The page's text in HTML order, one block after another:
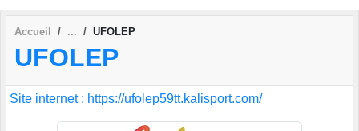
Accueil UFOLEP
UFOLEP
Site internet : https://ufolep59tt.kalisport.com/